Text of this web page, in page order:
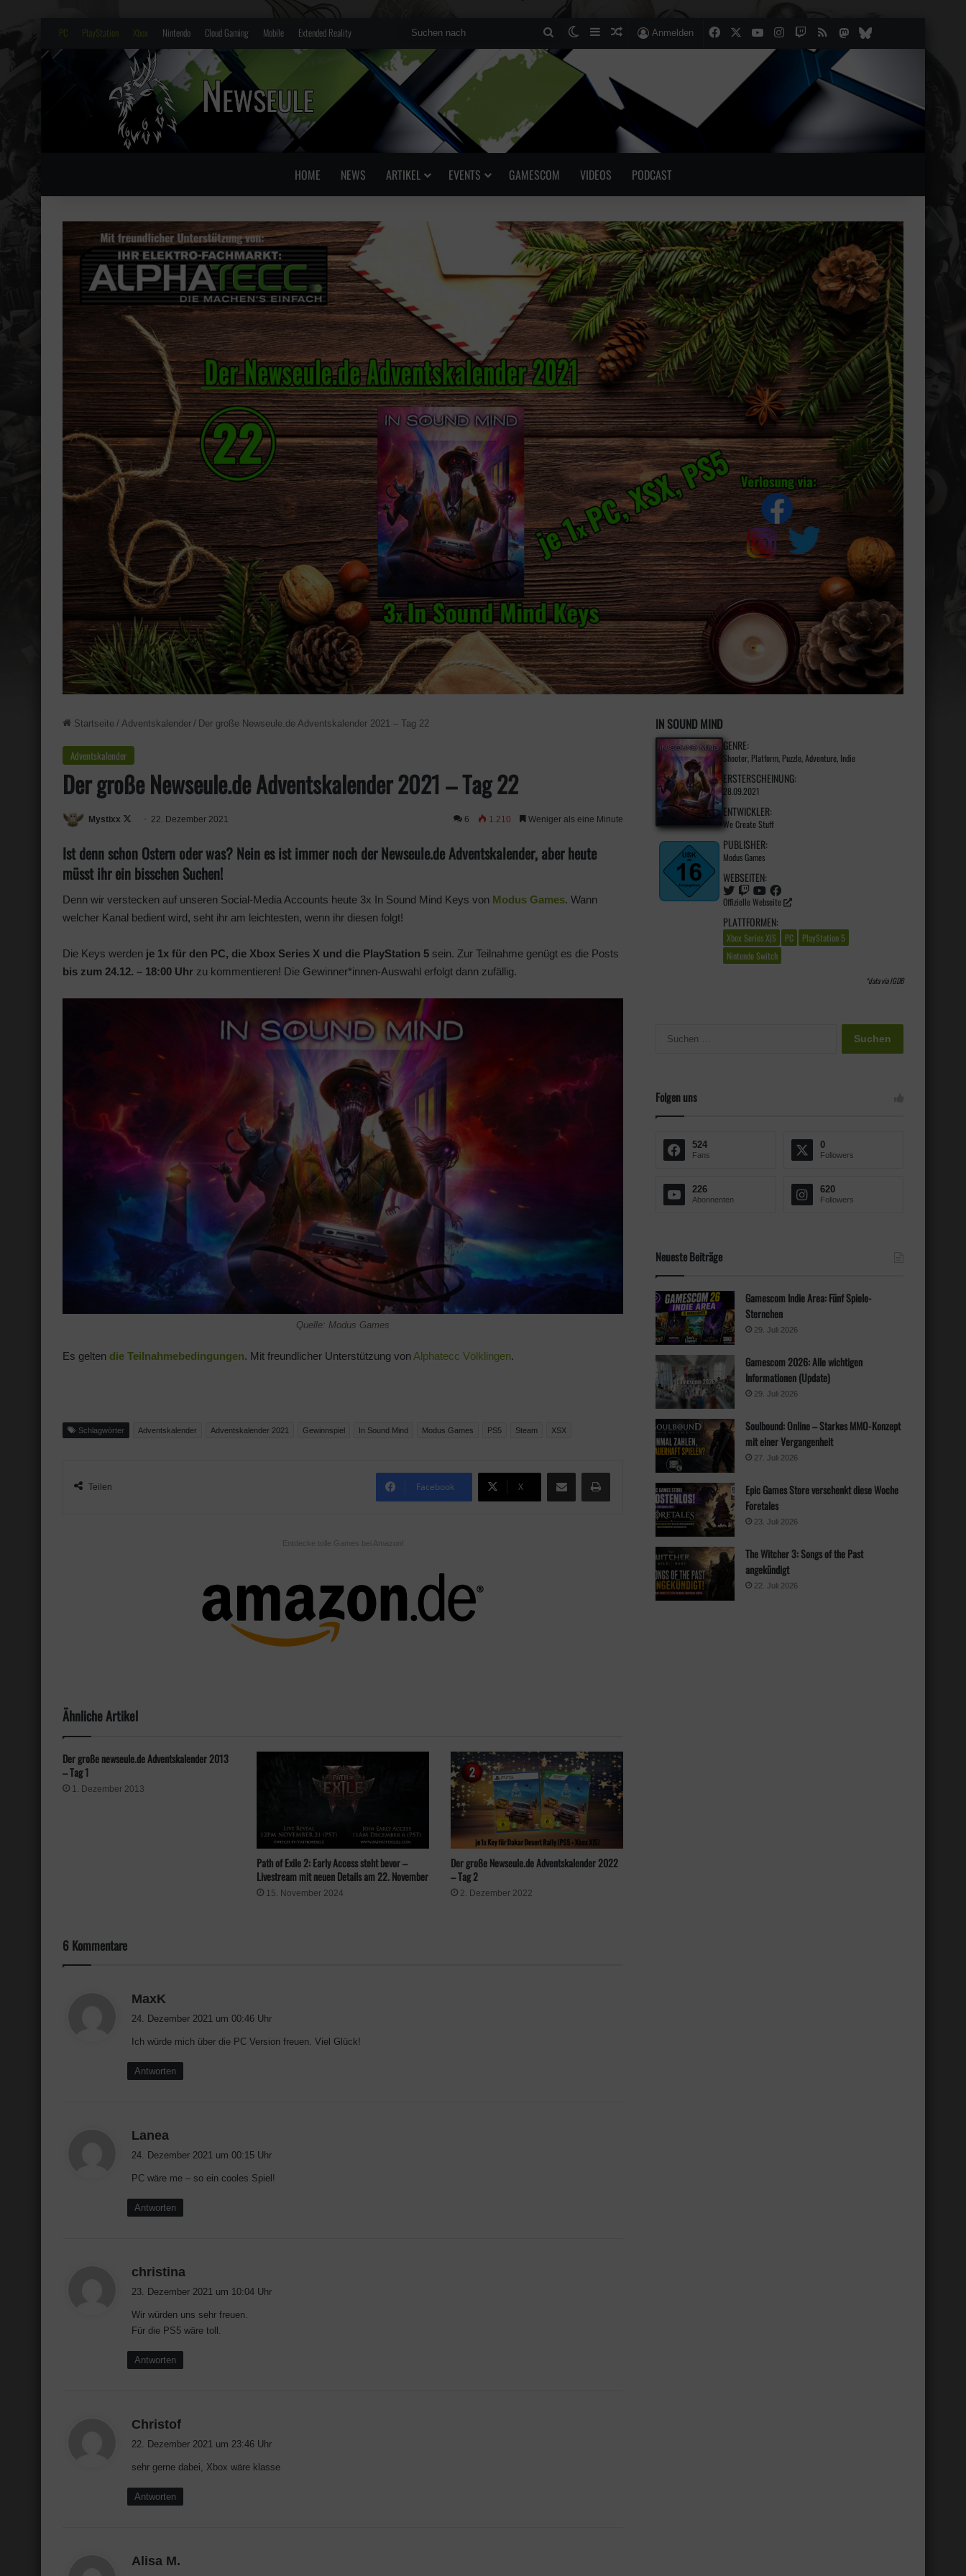
PC PlayStation Xbox Nintendo Cloud Gaming Mobile Extended Reality Suchen
nach
Skin umschalten
SidebarZufälliger Artikel
Anmelden Facebook YouTubeInstagram
TwitchRSS Mastodon
HOME NEWS ARTIKEL EVENTS GAMESCOM VIDEOS PODCAST
Startseite / Adventskalender / Der große Newseule.de Adventskalender 2021 – Tag 22
Adventskalender
Der große Newseule.de Adventskalender 2021 – Tag 22
Mystixx
l
w
o
X
22. Dezember 2021 6 1.210 Weniger als eine Minute
Ist denn schon Ostern oder was? Nein es ist immer noch der Newseule.de Adventskalender, aber heute
müsst ihr ein bisschen Suchen!
Denn wir verstecken auf unseren Social-Media Accounts heute 3x In Sound Mind Keys von Modus Games. Wann
welcher Kanal bedient wird, seht ihr am leichtesten, wenn ihr diesen folgt!
Die Keys werden je 1x für den PC, die Xbox Series X und die PlayStation 5 sein. Zur Teilnahme genügt es die Posts
bis zum 24.12. – 18:00 Uhr zu kommentieren! Die Gewinner*innen-Auswahl erfolgt dann zufällig.
Quelle: Modus Games
Es gelten die Teilnahmebedingungen. Mit freundlicher Unterstützung vonAlphatecc Völklingen.
Schlagwörter Adventskalender Adventskalender 2021 Gewinnspiel In Sound Mind Modus Games PS5 Steam XSX
Teilen Facebook X
Entdecke tolle Games bei Amazon!
Ähnliche Artikel
Der große newseule.de Adventskalender 2013
– Tag 1
1. Dezember 2013
Path of Exile 2: Early Access steht bevor –
Livestream mit neuen Details am 22. November
15. November 2024
Der große Newseule.de Adventskalender 2022
– Tag 2
2. Dezember 2022
6 Kommentare
MaxK
t
:
24. Dezember 2021 um 00:46 Uhr
Ich würde mich über die PC Version freuen. Viel Glück!
Antworten
Lanea
t
:
24. Dezember 2021 um 00:15 Uhr
PC wäre me – so ein cooles Spiel!
Antworten
christina
t
:
23. Dezember 2021 um 10:04 Uhr
Wir würden uns sehr freuen.
Für die PS5 wäre toll.
Antworten
Christof
t
:
22. Dezember 2021 um 23:46 Uhr
sehr gerne dabei, Xbox wäre klasse
Antworten
Alisa M.
IN SOUND MIND
GENRE:
Shooter, Platform, Puzzle, Adventure, Indie
ERSTERSCHEINUNG:
28.09.2021
ENTWICKLER:
We Create Stuff
PUBLISHER:
Modus Games
WEBSEITEN:
Offizielle Webseite
PLATTFORMEN:
Xbox Series X|S PC
PlayStation 5
Nintendo Switch
*data viaIGDB
c
Folgen uns
524
Fans
0
Followers
226
Abonnenten
620
Followers
Neueste Beiträge
Gamescom Indie Area: Fünf Spiele-
Sternchen
29. Juli 2026
Gamescom 2026: Alle wichtigen
Informationen (Update)
29. Juli 2026
Soulbound: Online – Starkes MMO-Konzept
mit einer Vergangenheit
27. Juli 2026
Epic Games Store verschenkt diese Woche
Foretales
23. Juli 2026
The Witcher 3: Songs of the Past
angekündigt
22. Juli 2026